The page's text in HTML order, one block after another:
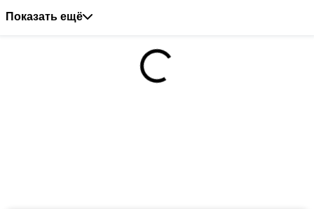
Показать ещё